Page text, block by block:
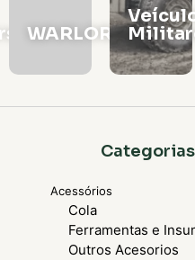
WARLORD
Acessórios
Cola
Ferramentas e
Outros Acesorios